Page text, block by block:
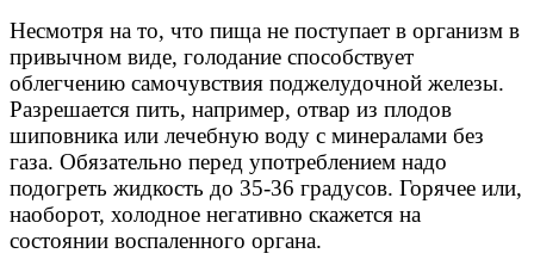
Несмотря на то, что пища не поступает в организм в
привычном виде, голодание способствует
облегчению самочувствия поджелудочной железы.
Разрешается пить, например, отвар из плодов
шиповника или лечебную воду с минералами без
газа. Обязательно перед употреблением надо
подогреть жидкость до 35-36 градусов. Горячее или,
наоборот, холодное негативно скажется на
состоянии воспаленного органа.